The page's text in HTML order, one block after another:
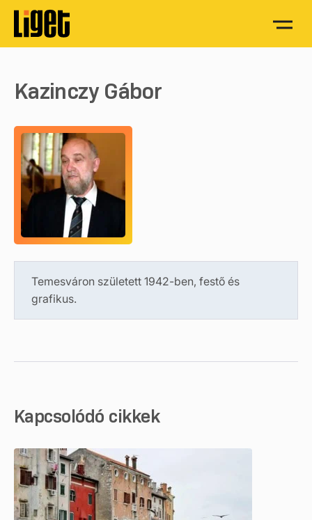
Kazinczy Gábor
Temesváron született 1942-ben, festő és
grafikus.
Kapcsolódó cikkek